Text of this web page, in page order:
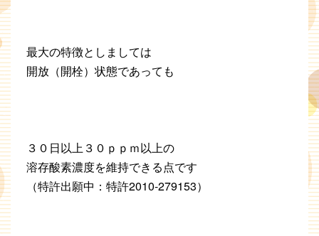
最大の特徴としましては
開放（開栓）状態であっても
３０日以上３０ｐｐｍ以上の
溶存酸素濃度を維持できる点です
（特許出願中：特許2010-279153）